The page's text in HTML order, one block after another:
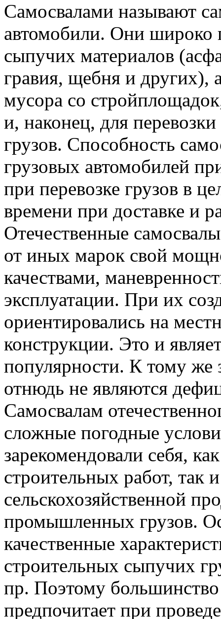
Самосвалами называют
автомобили. Они широко
сыпучих материалов
гравия, щебня и других),
мусора со
и, наконец, для
грузов. Способность
грузовых автомобилей
при перевозке грузов в
времени при доставке и
Отечественные
от иных марок свой
качествами,
эксплуатации. При их
ориентировались на
конструкции. Это и
популярности. К тому же
отнюдь не являются
Самосвалам
сложные погодные
зарекомендовали себя,
строительных работ, так
сельскохозяйственной
промышленных грузов.
качественные
строительных сыпучих
пр. Поэтому
предпочитает при